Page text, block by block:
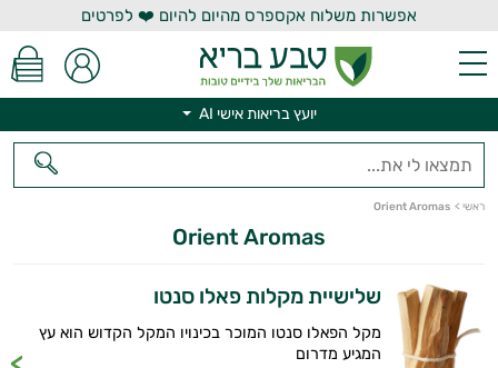
אפשרות משלוח אקספרס מהיום להיום ❤️ לפרטים
יועץ בריאות אישי AI
ראשי >
Orient Aromas
Orient Aromas
שלישיית מקלות פאלו סנטו
מקל הפאלו סנטו המוכר בכינויו המקל הקדוש הוא עץ
המגיע מדרום
יועץ בריאות אישי AI